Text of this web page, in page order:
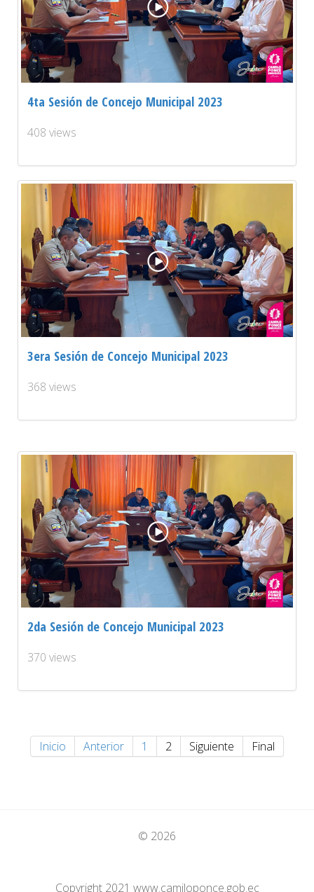
4ta Sesión de Concejo Municipal 2023
408 views
3era Sesión de Concejo Municipal 2023
368 views
2da Sesión de Concejo Municipal 2023
370 views
Inicio Anterior 1 2 Siguiente Final
© 2026
Copyright 2021 www.camiloponce.gob.ec